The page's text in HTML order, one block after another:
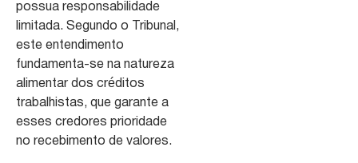
possua responsabilidade
limitada. Segundo o Tribunal,
este entendimento
fundamenta-se na natureza
alimentar dos créditos
trabalhistas, que garante a
esses credores prioridade
no recebimento de valores.